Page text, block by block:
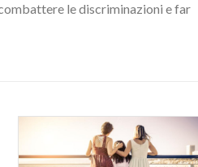
le discriminazioni e far